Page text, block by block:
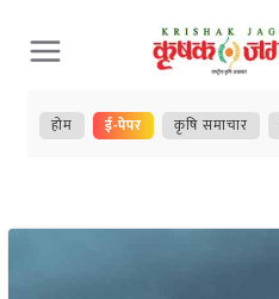
Skip
to
content
होम ई-पेपर कृषि समाचार